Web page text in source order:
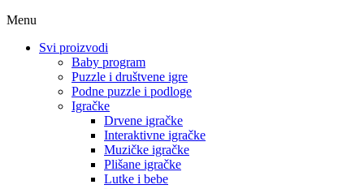
Menu
Svi proizvodi
Baby program
Puzzle i društvene igre
Podne puzzle i podloge
Igračke
Drvene igračke
Interaktivne igračke
Muzičke igračke
Plišane igračke
Lutke i bebe